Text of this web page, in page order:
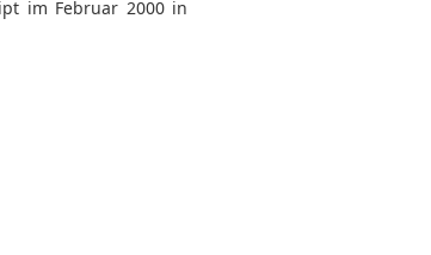
im Februar 2000 in